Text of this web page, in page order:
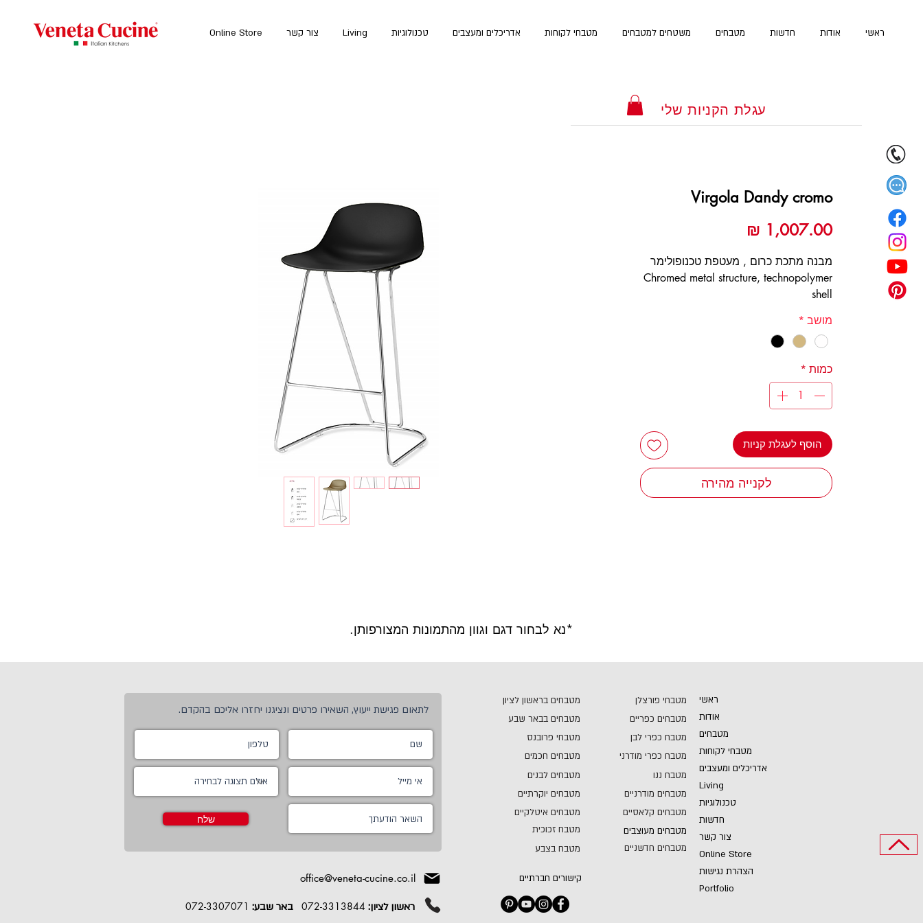
ראשי אודות חדשות מטבחים משטחים למטבחים מטבחי לקוחות אדריכלים ומעצבים טכנולוגיות Living צור קשר Online Store לקניות באתר
Virgola Dandy cromo
מבנה מתכת כרום , מעטפת טכנופולימר
Chromed metal structure, technopolymer
shell
מושב *
כמות *
הוסף לעגלת קניות
לקנייה מהירה
*נא לבחור דגם וגוון מהתמונות המצורפותן.
עגלת הקניות שלי
לתאום פגישת ייעוץ, השאירו פרטים ונציגנו יחזרו אליכם בהקדם.
שלח
office@veneta-cucine.co.il
ראשון לציון: 072-3313844 באר שבע: 072-3307071
מטבחים בראשון לציון
מטבחים בבאר שבע
מטבחי פרובנס
מטבחים חכמים
מטבחים לבנים
מטבחים יוקרתיים
מטבחים איטלקיים
מטבח זכוכית
מטבח בצבע
מטבחי פורצלן
מטבחים כפריים
מטבח כפרי לבן
מטבח כפרי מודרני
מטבח ננו
מטבחים מודרניים
מטבחים קלאסיים
מטבחים מעוצבים
מטבחים חדשניים
קישורים חברתיים
ראשי
אודות
מטבחים
מטבחי לקוחות
אדריכלים ומעצבים
Living
טכנולוגיות
חדשות
צור קשר
Online Store
הצהרת נגישות
Portfolio